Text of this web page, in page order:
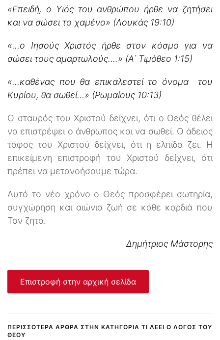
«Επειδή, ο Υιός του ανθρώπου ήρθε να ζητήσει
και να σώσει το χαμένο» (Λουκάς 19:10)
«…ο Ιησούς Χριστός ήρθε στον κόσμο για να
σώσει τους αμαρτωλούς….» (Α΄ Τιμόθεο 1:15)
«…καθένας που θα επικαλεστεί το όνομα του
Κυρίου, θα σωθεί...» (Ρωμαίους 10:13)
Ο σταυρός του Χριστού δείχνει, ότι ο Θεός θέλει
να επιστρέψει ο άνθρωπος και να σωθεί. Ο άδειος
τάφος του Χριστού δείχνει, ότι η ελπίδα ζει. Η
επικείμενη επιστροφή του Χριστού δείχνει, ότι
πρέπει να μετανοήσουμε τώρα.
Αυτό το νέο χρόνο ο Θεός προσφέρει σωτηρία,
συγχώρηση και αιώνια ζωή σε κάθε καρδιά που
Τον ζητά.
Δημήτριος Μάστορης
Επιστροφή στην αρχική σελίδα
ΠΕΡΙΣΣΌΤΕΡΑ ΆΡΘΡΑ ΣΤΗΝ ΚΑΤΗΓΟΡΊΑ ΤΙ ΛΈΕΙ Ο ΛΌΓΟΣ ΤΟΥ
ΘΕΟΎ